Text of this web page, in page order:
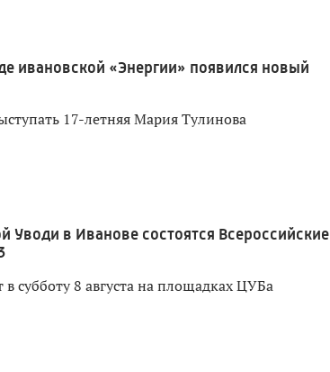
ивановской «Энергии» появился новый
17-летняя Мария Тулинова
Уводи в Иванове состоятся Всероссийские
субботу 8 августа на площадках ЦУБа